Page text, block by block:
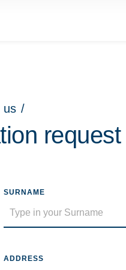
us /
request
SURNAME
ADDRESS